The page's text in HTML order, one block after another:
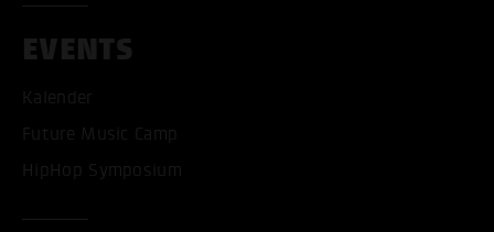
EVENTS
Kalender
Future Music Camp
HipHop Symposium